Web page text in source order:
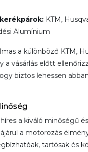
KTM,
Alumínium
a különböző KTM,
a vásárlás előtt
biztos lehessen
híres a kiváló minőségű
a motorozás
tartósak és